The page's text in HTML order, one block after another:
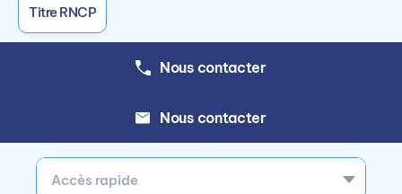
Titre RNCP
Nous contacter
Nous contacter
Accès rapide